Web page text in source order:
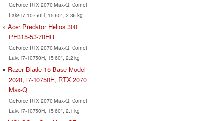
GeForce RTX 2070 Max-Q, Comet
Lake i7-10750H, 15.60", 2.36 kg
Acer Predator Helios 300
PH315-53-70HR
GeForce RTX 2070 Max-Q, Comet
Lake i7-10750H, 15.60", 2.2 kg
Razer Blade 15 Base Model
2020, i7-10750H, RTX 2070
Max-Q
GeForce RTX 2070 Max-Q, Comet
Lake i7-10750H, 15.60", 2.1 kg